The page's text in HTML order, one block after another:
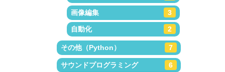
画像編集 3
自動化 2
その他（Python） 7
サウンドプログラミング 6